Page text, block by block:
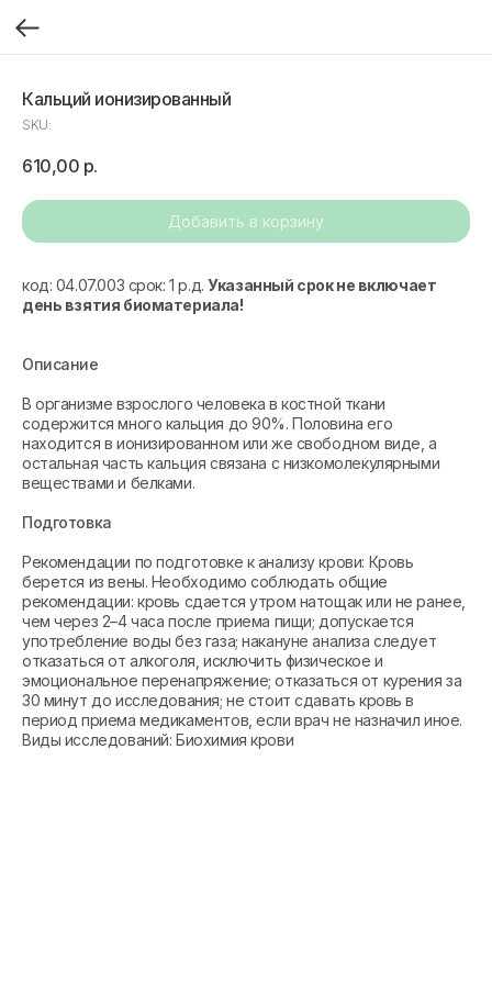
Кальций ионизированный
SKU:
610,00 р.
Добавить в корзину
код: 04.07.003 срок: 1 р.д.Указанный срок не включает
день взятия биоматериала!
Описание
В организме взрослого человека в костной ткани
содержится много кальция до 90%. Половина его
находится в ионизированном или же свободном виде, а
остальная часть кальция связана с низкомолекулярными
веществами и белками.
Подготовка
Рекомендации по подготовке к анализу крови: Кровь
берется из вены. Необходимо соблюдать общие
рекомендации: кровь сдается утром натощак или не ранее,
чем через 2–4 часа после приема пищи; допускается
употребление воды без газа; накануне анализа следует
отказаться от алкоголя, исключить физическое и
эмоциональное перенапряжение; отказаться от курения за
30 минут до исследования; не стоит сдавать кровь в
период приема медикаментов, если врач не назначил иное.
Виды исследований: Биохимия крови